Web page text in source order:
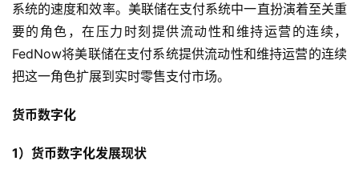
系统的速度和效率。美联储在支付系统中一直扮演着至关重
要的角色，在压力时刻提供流动性和维持运营的连续，
FedNow将美联储在支付系统提供流动性和维持运营的连续
把这一角色扩展到实时零售支付市场。
货币数字化
1）货币数字化发展现状